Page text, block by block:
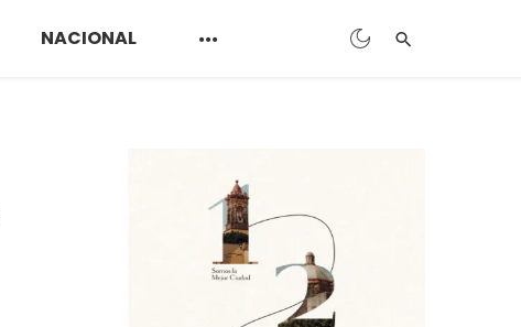
NACIONAL